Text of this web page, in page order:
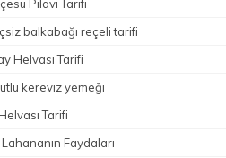
Pilavı Tarifi
balkabağı reçeli tarifi
Helvası Tarifi
kereviz yemeği
Tarifi
Faydaları